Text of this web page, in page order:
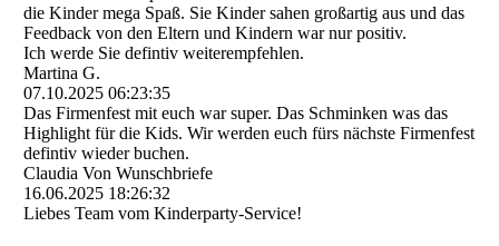
die Kinder mega Spaß. Sie Kinder sahen großartig aus und das
Feedback von den Eltern und Kindern war nur positiv.
Ich werde Sie defintiv weiterempfehlen.
Martina G.
07.10.2025 06:23:35
Das Firmenfest mit euch war super. Das Schminken was das
Highlight für die Kids. Wir werden euch fürs nächste Firmenfest
defintiv wieder buchen.
Claudia Von Wunschbriefe
16.06.2025 18:26:32
Liebes Team vom Kinderparty-Service!